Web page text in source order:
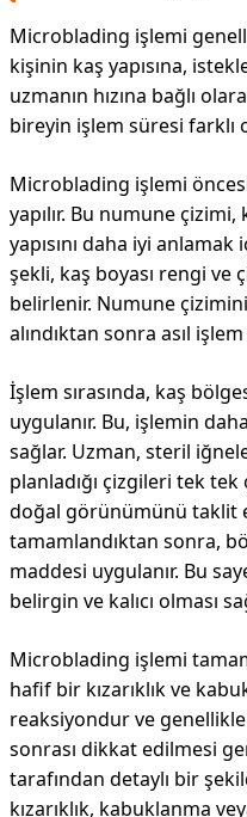
Microblading işlemi
kişinin kaş yapısına,
uzmanın hızına bağlı
bireyin işlem süresi farklı
Microblading işlemi
yapılır. Bu numune
yapısını daha iyi
şekli, kaş boyası rengi ve
belirlenir. Numune
alındıktan sonra asıl
İşlem sırasında, kaş
uygulanır. Bu, işlemin
sağlar. Uzman, steril
planladığı çizgileri tek
doğal görünümünü taklit
tamamlandıktan sonra,
maddesi uygulanır. Bu
belirgin ve kalıcı olması
Microblading işlemi
hafif bir kızarıklık ve
reaksiyondur ve
sonrası dikkat edilmesi
tarafından detaylı bir
kızarıklık, kabuklanma